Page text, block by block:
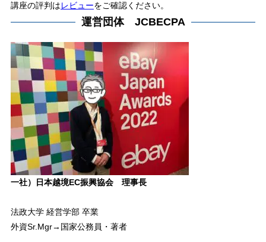
講座の評判はレビューをご確認ください。
運営団体 JCBECPA
一社）日本越境EC振興協会 理事長
法政大学 経営学部 卒業
外資Sr.Mgr→国家公務員・著者